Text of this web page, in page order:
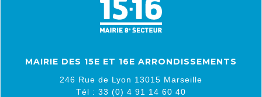
MAIRIE DES 15E ET 16E ARRONDISSEMENTS
246 Rue de Lyon 13015 Marseille
Tél : 33 (0) 4 91 14 60 40